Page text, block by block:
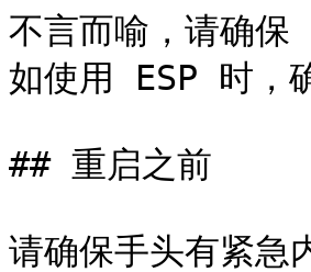
不言而喻，请确
如使用 ESP 时
## 重启之前
请确保手头有紧急